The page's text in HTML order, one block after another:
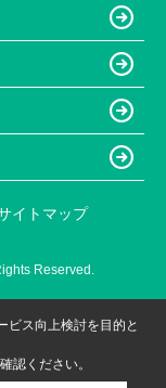
イトマップ
Reserved.
ビス向上検討を目的と
認ください。